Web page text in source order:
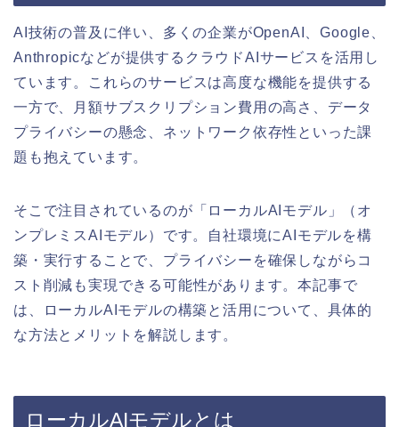
AI技術の普及に伴い、多くの企業がOpenAI、Google、
Anthropicなどが提供するクラウドAIサービスを活用し
ています。これらのサービスは高度な機能を提供する
一方で、月額サブスクリプション費用の高さ、データ
プライバシーの懸念、ネットワーク依存性といった課
題も抱えています。
そこで注目されているのが「ローカルAIモデル」（オ
ンプレミスAIモデル）です。自社環境にAIモデルを構
築・実行することで、プライバシーを確保しながらコ
スト削減も実現できる可能性があります。本記事で
は、ローカルAIモデルの構築と活用について、具体的
な方法とメリットを解説します。
ローカルAIモデルとは